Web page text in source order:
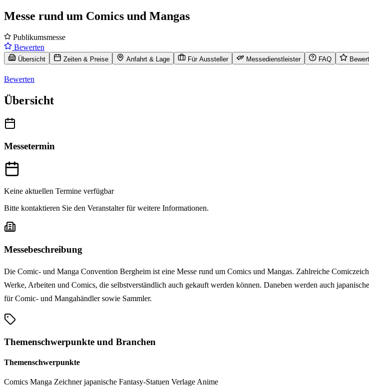
Messe rund um Comics und Mangas
Publikumsmesse
Bewerten
Übersicht Zeiten & Preise Anfahrt & Lage Für Aussteller Messedienstleister FAQ
Bewerten
Übersicht
Messetermin
Keine aktuellen Termine verfügbar
Bitte kontaktieren Sie den Veranstalter für weitere Informationen.
Messebeschreibung
Die Comic- und Manga Convention Bergheim ist eine Messe rund um Comics und Mangas. Zahlreiche
Werke, Arbeiten und Comics, die selbstverständlich auch gekauft werden können. Daneben werden auch
für Comic- und Mangahändler sowie Sammler.
Themenschwerpunkte und Branchen
Themenschwerpunkte
Comics Manga Zeichnerjapanische Fantasy-Statuen Verlage Anime